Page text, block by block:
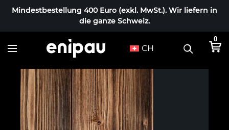
Mindestbestellung 400 Euro (exkl. MwSt.). Wir liefern in
die ganze Schweiz.
CH
0